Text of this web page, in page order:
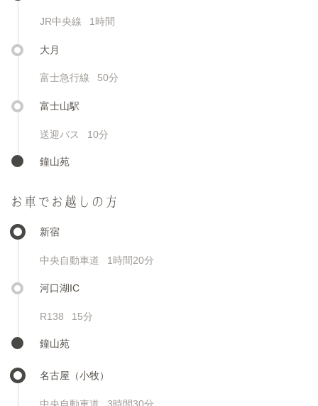
JR中央線 1時間
大月
富士急行線 50分
富士山駅
送迎バス 10分
鐘山苑
お車でお越しの方
新宿
中央自動車道 1時間20分
河口湖IC
R138 15分
鐘山苑
名古屋（小牧）
中央自動車道 3時間30分